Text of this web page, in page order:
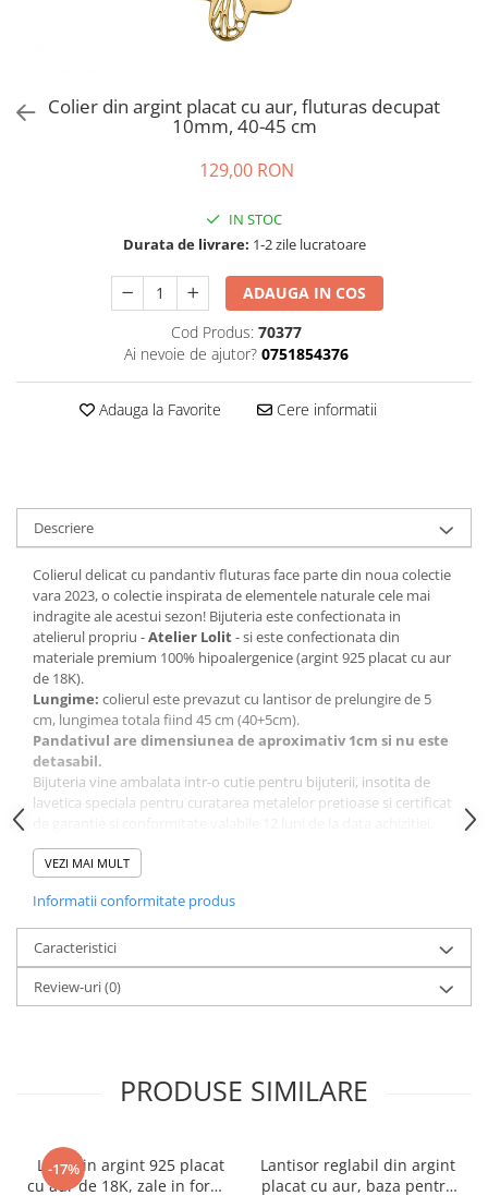
Colier din argint placat cu aur, fluturas decupat
10mm, 40-45 cm
129,00 RON
IN STOC
Durata de livrare: 1-2 zile lucratoare
ADAUGA IN COS
Cod Produs: 70377
Ai nevoie de ajutor? 0751854376
Adauga la Favorite Cere informatii
Descriere
Colierul delicat cu pandantiv fluturas face parte din noua colectie
vara 2023, o colectie inspirata de elementele naturale cele mai
indragite ale acestui sezon! Bijuteria este confectionata in
atelierul propriu -Atelier Lolit- si este confectionata din
materiale premium 100% hipoalergenice (argint 925 placat cu aur
de 18K).
Lungime: colierul este prevazut cu lantisor de prelungire de 5
cm, lungimea totala fiind 45 cm (40+5cm).
Pandativul are dimensiunea de aproximativ 1cm si nu este
detasabil.
Bijuteria vine ambalata intr-o cutie pentru bijuterii, insotita de
lavetica speciala pentru curatarea metalelor pretioase si certificat
Greutate: aprox. 1.9g+/-0.1g.
Stim ca esti tentat sa o porti la mare, insa apa si lotiunile pot
deteriora semnificativ aspectul bijuteriilor, mai ales a celor
placate. Feriti bijuteriile de contactul cu apa, clor, creme si lotiuni
sau substante chimice. Inainte de depozitare, lustruiti bijuteria cu
laveta speciala primita, apoi spalati gentil cu sapun lichid si uscati
o carpa moale. Pastrati bijuteria intr-o punguta cu inchidere
activitati care ar putea creste riscul agatarii si al ruperii
VEZI MAI MULT
Informatii conformitate produs
Caracteristici
Review-uri(0)
PRODUSE SIMILARE
-17%
Lant din argint 925 placat
cu aur de 18K, zale in forma
Lantisor reglabil din argint
placat cu aur, baza pentru